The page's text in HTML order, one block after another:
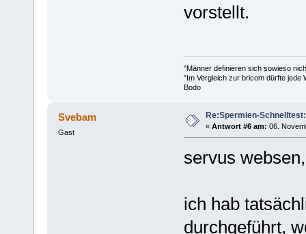
vorstellt.
"Männer definieren sich sowieso
"Im Vergleich zur bricom dürfte jede
Bodo
Svebam
Gast
Re:Spermien-
« Antwort #6 am: 06.
servus websen,
ich hab
durchgeführt,